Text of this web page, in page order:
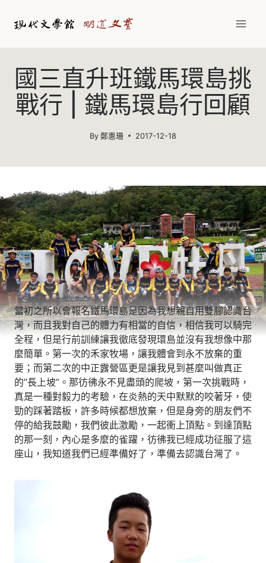
國三直升班鐵馬環島挑
戰行 | 鐵馬環島行回顧
By 鄭惠珊 2017-12-18
當初之所以會報名鐵馬環島是因為我想親自用雙腳認識台
灣，而且我對自己的體力有相當的自信，相信我可以騎完
全程，但是行前訓練讓我徹底發現環島並沒有我想像中那
麼簡單。第一次的禾家牧場，讓我體會到永不放棄的重
要；而第二次的中正露營區更是讓我見到甚麼叫做真正
的”長上坡”。那彷彿永不見盡頭的爬坡，第一次挑戰時，
真是一種對毅力的考驗，在炎熱的天中默默的咬著牙，使
勁的踩著踏板，許多時候都想放棄，但是身旁的朋友們不
停的給我鼓勵，我們彼此激勵，一起衝上頂點。到達頂點
的那一刻，內心是多麼的雀躍，彷彿我已經成功征服了這
座山，我知道我們已經準備好了，準備去認識台灣了。